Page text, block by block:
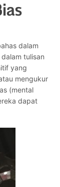
dalam
tulisan
yang
mengukur
(mental
dapat